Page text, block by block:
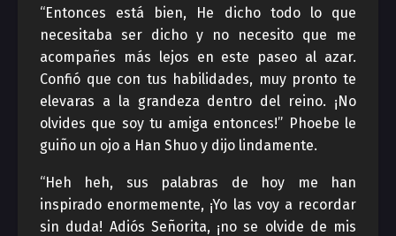
“Entonces está bien, He dicho todo lo que
necesitaba ser dicho y no necesito que me
acompañes más lejos en este paseo al azar.
Confió que con tus habilidades, muy pronto te
elevaras a la grandeza dentro del reino. ¡No
olvides que soy tu amiga entonces!” Phoebe le
guiño un ojo a Han Shuo y dijo lindamente.
“Heh heh, sus palabras de hoy me han
inspirado enormemente, ¡Yo las voy a recordar
sin duda! Adiós Señorita, ¡no se olvide de mis